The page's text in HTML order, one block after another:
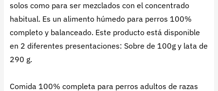
solos como para ser mezclados con el concentrado
habitual. Es un alimento húmedo para perros 100%
completo y balanceado. Este producto está disponible
en 2 diferentes presentaciones: Sobre de 100g y lata de
290 g.
Comida 100% completa para perros adultos de razas